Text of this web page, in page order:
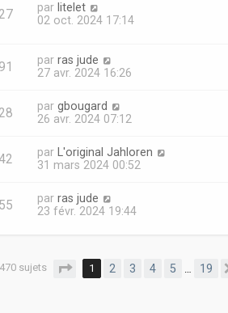
par litelet
02 oct. 2024 17:14
par ras jude
27 avr. 2024 16:26
par gbougard
26 avr. 2024 07:12
par
L'original Jahloren
31 mars 2024 00:52
par ras jude
23 févr. 2024 19:44
470 sujets Page 1sur19
1 2 3 4 5 19